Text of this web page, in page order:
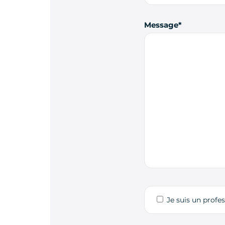
Message
Je suis un